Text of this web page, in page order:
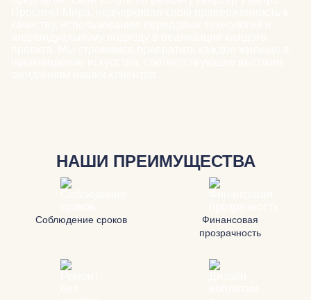
НАШИ ПРЕИМУЩЕСТВА
Соблюдение сроков
Финансовая
прозрачность